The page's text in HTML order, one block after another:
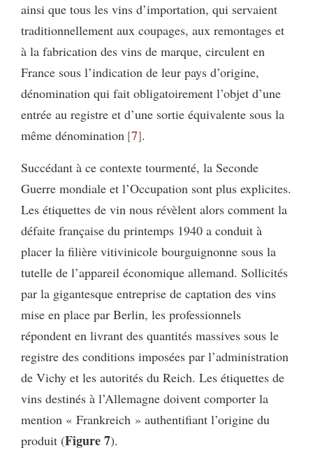
ainsi que tous les vins d’importation, qui servaient
traditionnellement aux coupages, aux remontages et
à la fabrication des vins de marque, circulent en
France sous l’indication de leur pays d’origine,
dénomination qui fait obligatoirement l’objet d’une
entrée au registre et d’une sortie équivalente sous la
même dénomination 7 .
Succédant à ce contexte tourmenté, la Seconde
Guerre mondiale et l’Occupation sont plus explicites.
Les étiquettes de vin nous révèlent alors comment la
défaite française du printemps 1940 a conduit à
placer la filière vitivinicole bourguignonne sous la
tutelle de l’appareil économique allemand. Sollicités
par la gigantesque entreprise de captation des vins
mise en place par Berlin, les professionnels
répondent en livrant des quantités massives sous le
registre des conditions imposées par l’administration
de Vichy et les autorités du Reich. Les étiquettes de
vins destinés à l’Allemagne doivent comporter la
mention « Frankreich » authentifiant l’origine du
produit (Figure 7).